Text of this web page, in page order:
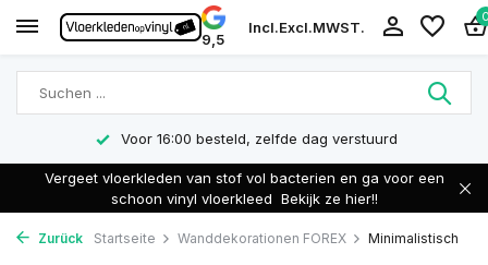
9,5
Incl.Excl.MWST.
Voor 16:00 besteld, zelfde dag verstuurd
Vergeet vloerkleden van stof vol bacterien en ga voor een
schoon vinyl vloerkleed Bekijk ze hier!!
Zurück Startseite Wanddekorationen FOREX Minimalistisch